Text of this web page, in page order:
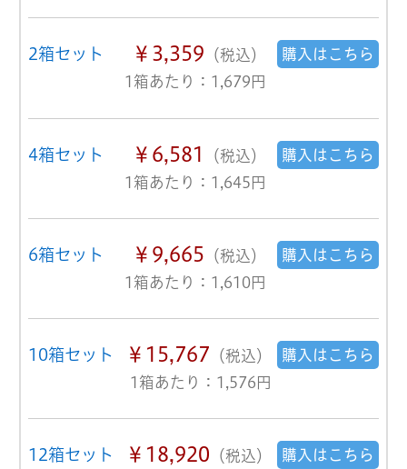
2箱セット ￥3,359 （税込）
1箱あたり：1,679円
購入はこちら
4箱セット ￥6,581
（税込）
1箱あたり：1,645円
購入はこちら
6箱セット ￥9,665 （税込）
1箱あたり：1,610円
購入はこちら
10箱セット ￥15,767 （税込）
1箱あたり：1,576円
購入はこちら
12箱セット ￥18,920 （税込）
購入はこちら